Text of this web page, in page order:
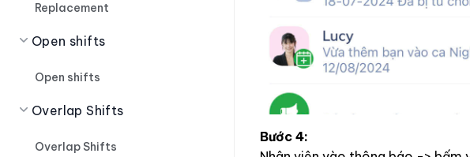
Replacement
Open shifts
Open shifts
Overlap Shifts
Overlap Shifts
Bước 4: